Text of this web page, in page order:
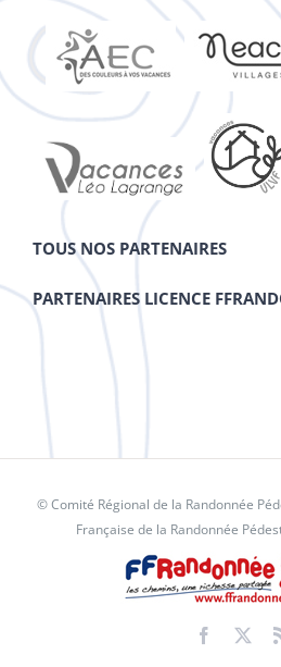
TOUS NOS PARTENAIRES
PARTENAIRES LICENCE
© Comité Régional de la Randonnée
Française de la Randonnée
Facebook